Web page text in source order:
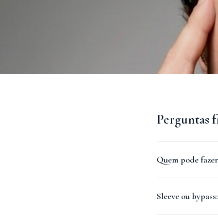
Perguntas
Quem pode
individualizada
Sleeve ou